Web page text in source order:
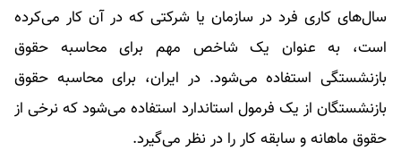
سال‌های کاری فرد در سازمان یا شرکتی که در آن کار می‌کرده
است، به عنوان یک شاخص مهم برای محاسبه حقوق
بازنشستگی استفاده می‌شود. در ایران، برای محاسبه حقوق
بازنشستگان از یک فرمول استاندارد استفاده می‌شود که نرخی از
حقوق ماهانه و سابقه کار را در نظر می‌گیرد.